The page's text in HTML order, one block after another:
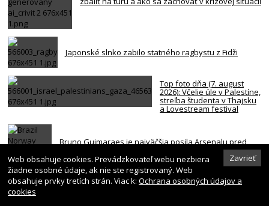
Japonské slnko zabilo statného ragbystu z Fidži
Top foto dňa (7. august
2026): Včelie úle v Palestíne,
streľba študenta v Thajsku
a Lovestream festival
Bruno Guimaraes je najväčšia posila Arsenalu pred
Zavrieť
Web obsahuje cookies. Prevádzkovateľ webu nezbiera
žiadne osobné údaje, ak nie ste registrovaný. Web
obsahuje prvky tretích strán. Viac k: Ochrana osobných údajov a
cookies